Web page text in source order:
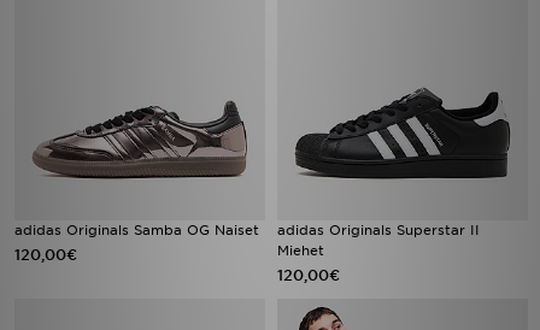
adidas Originals Samba OG Naiset
120,00€
adidas Originals Superstar II
Miehet
120,00€